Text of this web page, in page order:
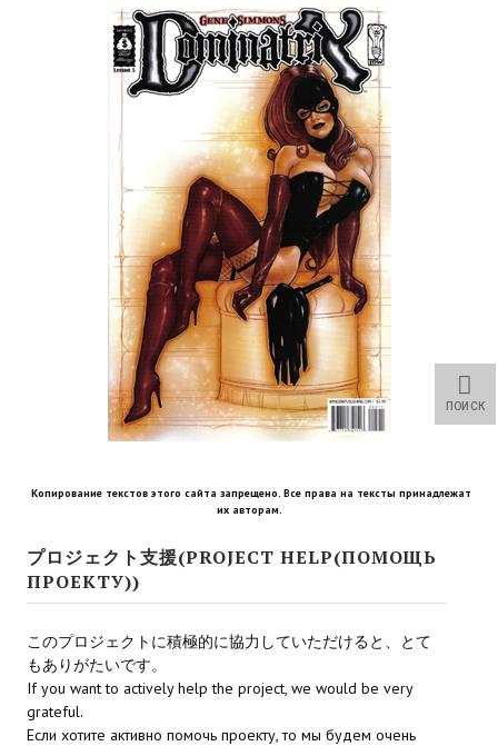
Немного героев меча и магии
Расширенная версия Х3
Работы Kuroneko
Doom 3 Remaster Fan Edition
X2 - The Threat Remaster Fan Edition
Quake III Arena Remaster Fan Edition
Star Trek Voyager Elite Force Remaster Fan Edition
Sacred Gold Remaster Fan Edition
Red Faction remaster Fan Edition
Aliens versus Predator 1 Remaster Fan Edition
Корсары 3 Сундук мертвеца Remaster Fan Edition
Sea Dogs Remaster Fan Edition
НОВОСТИ ПОРТАЛА
Копирование текстов этого сайта запрещено. Все права на тексты принадлежат
их авторам.
プロジェクト支援(PROJECT HELP(ПОМОЩЬ
ПРОЕКТУ))
このプロジェクトに積極的に協力していただけると、とて
もありがたいです。
If you want to actively help the project, we would be very
grateful.
Если хотите активно помочь проекту, то мы будем очень
ПОИСК